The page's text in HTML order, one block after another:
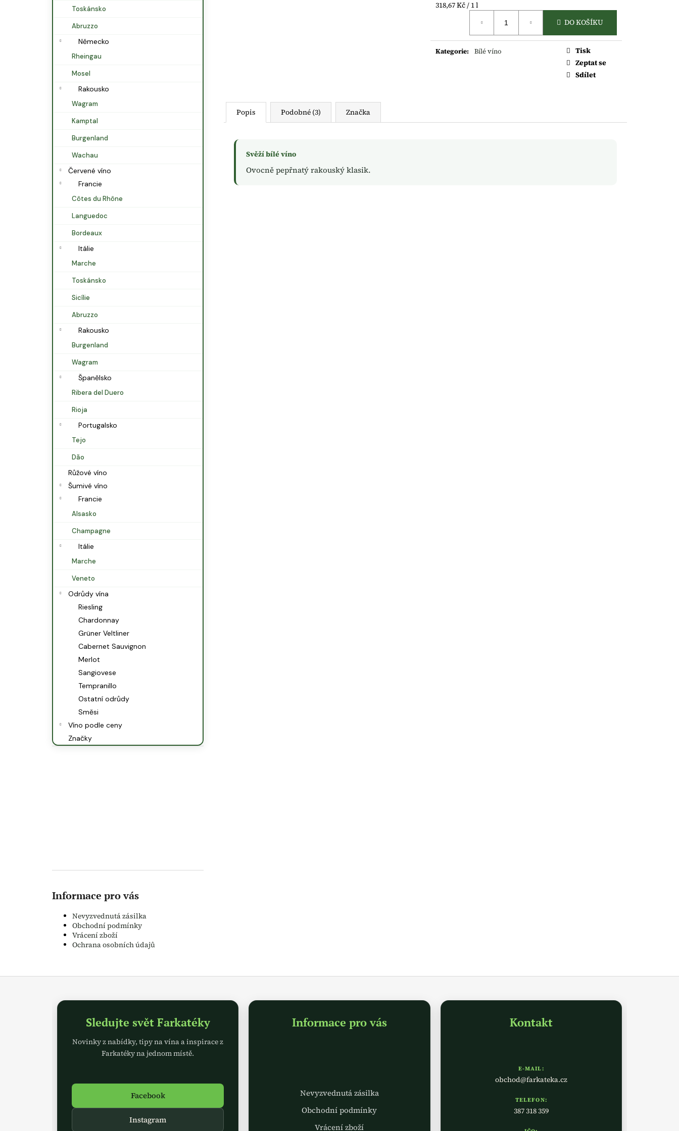
Toskánsko
Abruzzo
Německo
Rheingau
Mosel
Rakousko
Wagram
Kamptal
Burgenland
Wachau
Červené víno
Francie
Côtes du Rhône
Languedoc
Bordeaux
Itálie
Marche
Toskánsko
Sicílie
Abruzzo
Rakousko
Burgenland
Wagram
Španělsko
Ribera del Duero
Rioja
Portugalsko
Tejo
Dão
Růžové víno
Šumivé víno
Francie
Alsasko
Champagne
Itálie
Marche
Veneto
Odrůdy vína
Riesling
Chardonnay
Grüner Veltliner
Cabernet Sauvignon
Merlot
Sangiovese
Tempranillo
Ostatní odrůdy
Směsi
Víno podle ceny
Značky
Informace pro vás
Nevyzvednutá zásilka
Obchodní podmínky
Vrácení zboží
Ochrana osobních údajů
Měrná
318,67 Kč / 1 l
DO KOŠÍKU
Kategorie: Bílé víno
Tisk
Zeptat se
Sdílet
Popis Podobné (3) Značka
Svěží bílé víno
Ovocně pepřnatý rakouský klasik.
Sledujte svět Farkatéky
Novinky z nabídky, tipy na vína a inspirace z
Farkatéky na jednom místě.
Facebook
Instagram
Informace pro vás
Nevyzvednutá zásilka
Obchodní podmínky
Vrácení zboží
Kontakt
E-MAIL:
obchod@farkateka.cz
TELEFON:
387 318 359